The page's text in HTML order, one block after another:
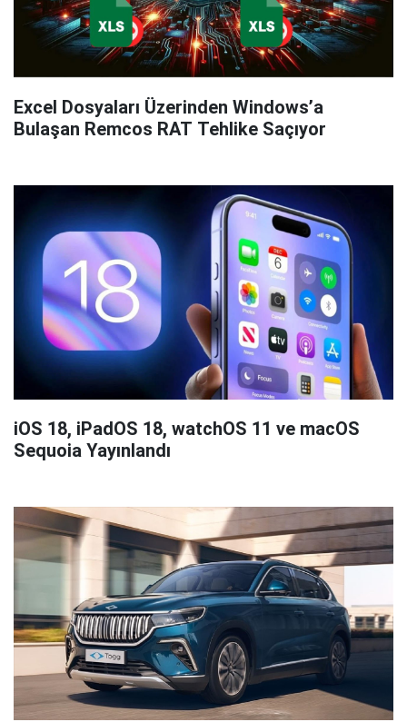
Excel Dosyaları Üzerinden Windows’a
Bulaşan Remcos RAT Tehlike Saçıyor
iOS 18, iPadOS 18, watchOS 11 ve macOS
Sequoia Yayınlandı